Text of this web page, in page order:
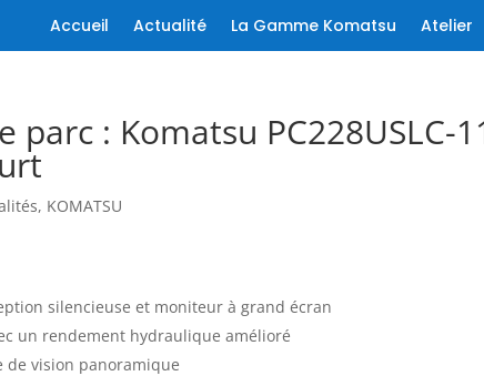
Accueil Actualité La Gamme Komatsu Atelier
parc : Komatsu PC228USLC-
, KOMATSU
silencieuse et moniteur à grand écran
un rendement hydraulique amélioré
de vision panoramique